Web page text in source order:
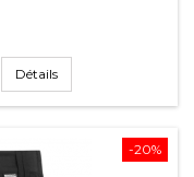
Détails
-20%